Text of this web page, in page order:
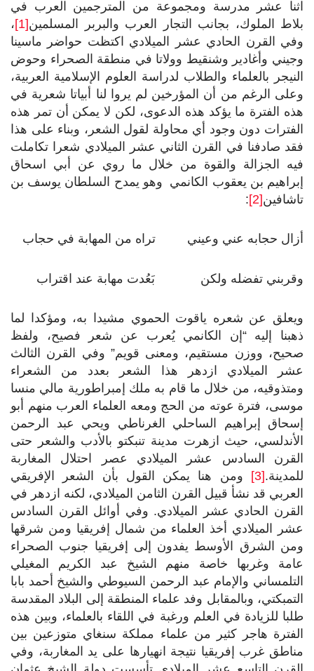
اثنا عشر مدرسة ومجموعة من المترجمين العرب في
بلاط الملوك، بجانب التجار العرب والبربر المسلمين[1]
،
وفي القرن الحادي عشر الميلادي اكتظت حواضر ماسينا
وجيني وأغادير وشنقيط وولاتا في منطقة الصحراء وحوض
النيجر بالعلماء والطلاب لدراسة العلوم الإسلامية العربية،
وعلى الرغم من أن المؤرخين لم يروا لنا أبياتا شعرية في
هذه الفترة ما يؤكد هذه الدعوى، لكن لا يمكن أن تمر هذه
الفترات دون وجود أي محاولة لقول الشعر، وبناء على هذا
فقد صادفنا في القرن الثاني عشر الميلادي شعرا تكاملت
فيه الجزالة والقوة من خلال ما روي عن أبي اسحاق
إبراهيم بن يعقوب الكانمي وهو يمدح السلطان يوسف بن
تاشافين[2]
:
أزال حجابه عني وعيني تراه من المهابة في حجاب
وقربني تفضله ولكن بَعُدت مهابة عند اقتراب
ويعلق عن شعره ياقوت الحموي مشيدا به، ومؤكدا لما
ذهبنا إليه “إن الكانمي يُعرب عن شعر فصيح، ولفظ
صحيح، ووزن مستقيم، ومعنى قويم” وفي القرن الثالث
عشر الميلادي ازدهر هذا الشعر بعدد من الشعراء
ومتذوقيه، من خلال ما قام به ملك إمبراطورية مالي منسا
موسى، فترة عوته من الحج ومعه العلماء العرب منهم أبو
إسحاق إبراهيم الساحلي الغرناطي ويحي عبد الرحمن
الأندلسي، حيث ازهرت مدينة تنبكتو بالأدب والشعر حتى
القرن السادس عشر الميلادي عصر احتلال المغاربة
للمدينة.[3]
ومن هنا يمكن القول بأن الشعر الإفريقي
العربي قد نشأ قبيل القرن الثامن الميلادي، لكنه ازدهر في
القرن الحادي عشر الميلادي. وفي أوائل القرن السادس
عشر الميلادي أخذ العلماء من شمال إفريقيا ومن شرقها
ومن الشرق الأوسط يفدون إلى إفريقيا جنوب الصحراء
عامة وغربها خاصة منهم الشيخ عبد الكريم المغيلي
التلمساني والإمام عبد الرحمن السيوطي والشيخ أحمد بابا
التمبكتي، وبالمقابل وفد علماء المنطقة إلى البلاد المقدسة
طلبا للزيادة في العلم ورغبة في اللقاء بالعلماء، وبين هذه
الفترة هاجر كثير من علماء مملكة سنغاي متوزعين بين
مناطق غرب إفريقيا نتيجة انهيارها على يد المغاربة، وفي